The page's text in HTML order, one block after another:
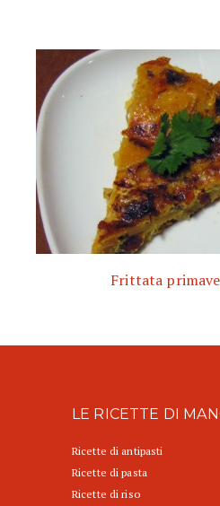
Frittata
LE RICETTE DI
Ricette di antipasti
Ricette di pasta
Ricette di riso